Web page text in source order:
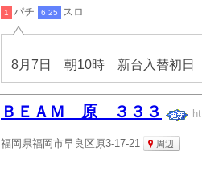
1 パチ 6.25 スロ
8月7日 朝10時 新台入替初日
ＢＥＡＭ 原 ３３３
福岡県福岡市早良区原3-17-21 周辺